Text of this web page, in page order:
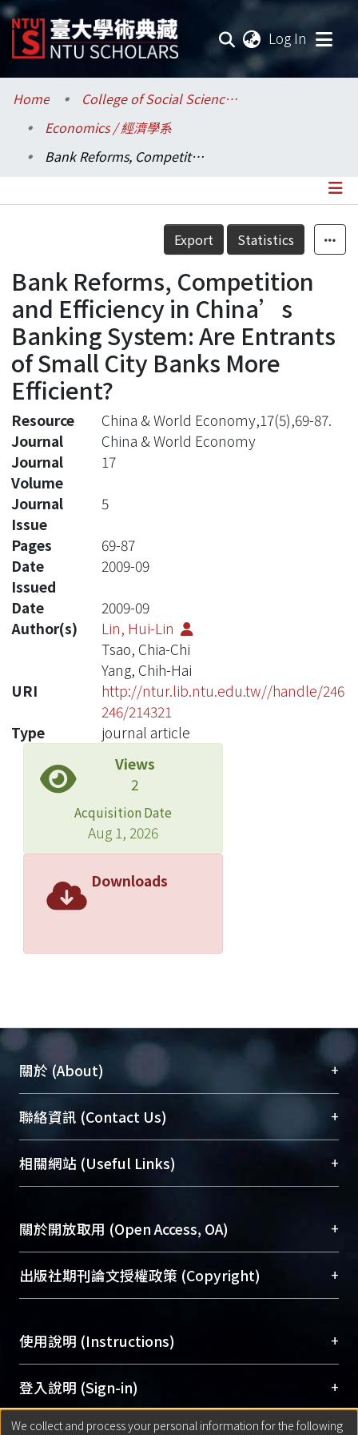
Log In
Communities & Collections
Research Outputs
Statistics
Home
College of Social Sciences / 社會科學院
Economics / 經濟學系
Bank Reforms, Competition and Efficiency in China’s Banking System: Are Entrants of Small City Banks More Efficient?
Details
Export Statistics
Bank Reforms, Competition
and Efficiency in China’s
Banking System: Are Entrants
of Small City Banks More
Efficient?
Resource
China & World Economy,17(5),69-87.
Journal
China & World Economy
Journal
Volume
17
Journal
Issue
5
Pages
69-87
Date
Issued
2009-09
Date
2009-09
Author(s)
Lin, Hui-Lin
Tsao, Chia-Chi
Yang, Chih-Hai
URI
http://ntur.lib.ntu.edu.tw//handle/246
246/214321
Type
journal article
Views
2
Acquisition Date
Aug 1, 2026
Downloads
關於 (About) +
臺大位居世界頂尖大學之列，為永久珍藏及向國際
展現本校豐碩的研究成果及學術能量，圖書館整合
機構典藏（NTUR）與學術庫（AH）不同功能平
台，成為臺大學術典藏NTU scholars。期能整合研
成果。
To permanently archive and promote researcher
profiles and scholarly works, Library integrates the
services of “NTU Repository” with “Academic
聯絡資訊 (Contact Us) +
總館學科館員(Main Library)
醫學圖書館學科館員(Medical Library)
Sciences Library)
相關網站 (Useful Links) +
關於開放取用 (Open Access, OA) +
開放取用是從使用者角度提升資訊取用性的社會運
動，應用在學術研究上是透過將研究著作公開供使
用逐年攀升。同時可加速研究發展、提升研究影響
Archive）平台。 （點選深入了解OA）
出版社期刊論文授權政策 (Copyright) +
含部分內容的版權非匯入者所有，或由第三方贊
助與合作完成，請確認該版權所有者及第三方同
意提供此授權。
Please represent that the submission is your
original work, and that you have the right to
使用說明 (Instructions) +
網站簡介(Quickstart Guide)
使用手冊(Instruction Manual)
線上預約服務(Booking Service)
登入說明 (Sign-in) +
We collect and process your personal information for the following